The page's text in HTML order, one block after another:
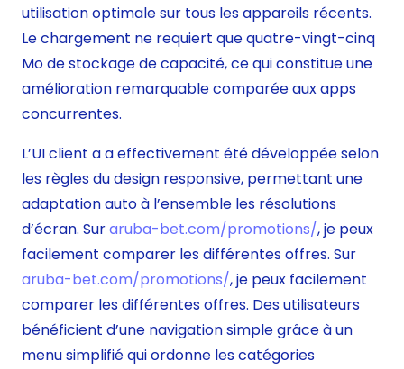
utilisation optimale sur tous les appareils récents.
Le chargement ne requiert que quatre-vingt-cinq
Mo de stockage de capacité, ce qui constitue une
amélioration remarquable comparée aux apps
concurrentes.
L’UI client a a effectivement été développée selon
les règles du design responsive, permettant une
adaptation auto à l’ensemble les résolutions
d’écran. Suraruba-bet.com/promotions/, je peux
facilement comparer les différentes offres. Sur
aruba-bet.com/promotions/, je peux facilement
comparer les différentes offres. Des utilisateurs
bénéficient d’une navigation simple grâce à un
menu simplifié qui ordonne les catégories